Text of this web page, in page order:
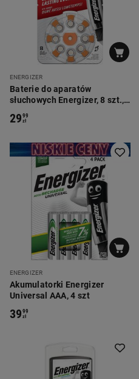
ENERGIZER
Baterie do aparatów
słuchowych Energizer, 8 szt.,
2999
zł
ENERGIZER
Akumulatorki Energizer
Universal AAA, 4 szt
3999
zł